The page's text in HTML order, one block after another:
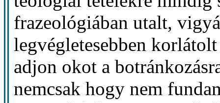
frazeológiában utalt,
legvégletesebben
adjon okot a
nemcsak hogy nem